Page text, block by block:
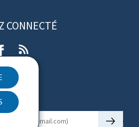
CONNECTÉ
Facebook
🡒